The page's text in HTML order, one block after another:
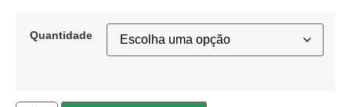
Quantidade